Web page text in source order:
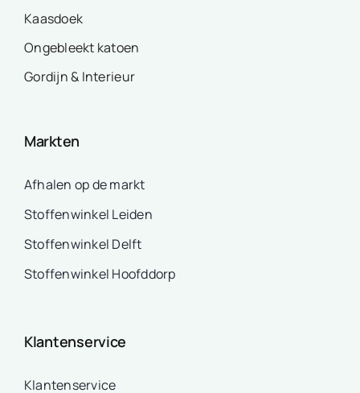
Kaasdoek
Ongebleekt katoen
Gordijn & Interieur
Markten
Afhalen op de markt
Stoffenwinkel Leiden
Stoffenwinkel Delft
Stoffenwinkel Hoofddorp
Klantenservice
Klantenservice